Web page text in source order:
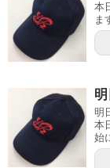
本
ま
明
本
始